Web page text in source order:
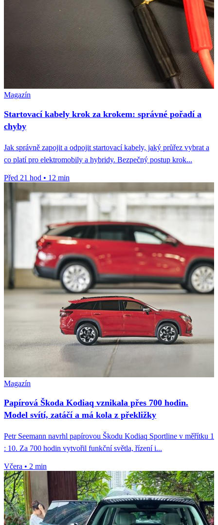
Magazín
Startovací kabely krok za krokem: správné pořadí a
chyby
Jak správně zapojit a odpojit startovací kabely, jaký průřez vybrat a
co platí pro elektromobily a hybridy. Bezpečný postup krok...
Před 21 hod • 12 min
Magazín
Papírová Škoda Kodiaq vznikala přes 700 hodin.
Model svítí, zatáčí a má kola z překližky
Petr Seemann navrhl papírovou Škodu Kodiaq Sportline v měřítku 1
: 10. Za 700 hodin vytvořil funkční světla, řízení i...
Včera • 2 min